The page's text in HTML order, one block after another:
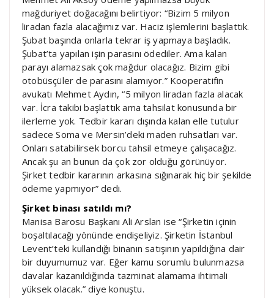
mağduriyet doğacağını belirtiyor: “Bizim 5 milyon
liradan fazla alacağımız var. Haciz işlemlerini başlattık.
Şubat başında onlarla tekrar iş yapmaya başladık.
Şubat’ta yapılan işin parasını ödediler. Ama kalan
parayı alamazsak çok mağdur olacağız. Bizim gibi
otobüsçüler de parasını alamıyor.” Kooperatifin
avukatı Mehmet Aydın, “5 milyon liradan fazla alacak
var. İcra takibi başlattık ama tahsilat konusunda bir
ilerleme yok. Tedbir kararı dışında kalan elle tutulur
sadece Soma ve Mersin’deki maden ruhsatları var.
Onları satabilirsek borcu tahsil etmeye çalışacağız.
Ancak şu an bunun da çok zor olduğu görünüyor.
Şirket tedbir kararının arkasına sığınarak hiç bir şekilde
ödeme yapmıyor” dedi.
Şirket binası satıldı mı?
Manisa Barosu Başkanı Ali Arslan ise “Şirketin içinin
boşaltılacağı yönünde endişeliyiz. Şirketin İstanbul
Levent’teki kullandığı binanın satışının yapıldığına dair
bir duyumumuz var. Eğer kamu sorumlu bulunmazsa
davalar kazanıldığında tazminat alamama ihtimali
yüksek olacak.” diye konuştu.